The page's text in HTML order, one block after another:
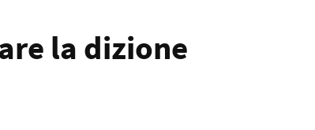
la dizione